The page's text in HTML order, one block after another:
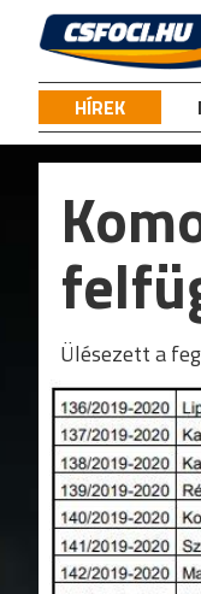
content
HÍREK
Ülésezett a